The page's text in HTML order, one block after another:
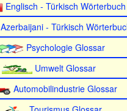
Englisch - Türkisch Wörterbuch
Azerbaijani - Türkisch
Psychologie Glossar
Umwelt Glossar
Automobilindustrie Glossar